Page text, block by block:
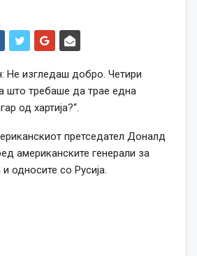
Не изгледаш добро. Четири
што требаше да трае една
од хартија?“.
претседател Доналд
американските генерали за
односите со Русија.